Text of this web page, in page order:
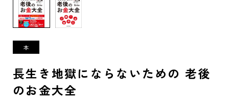
長生き地獄にならないための 老後
のお金大全